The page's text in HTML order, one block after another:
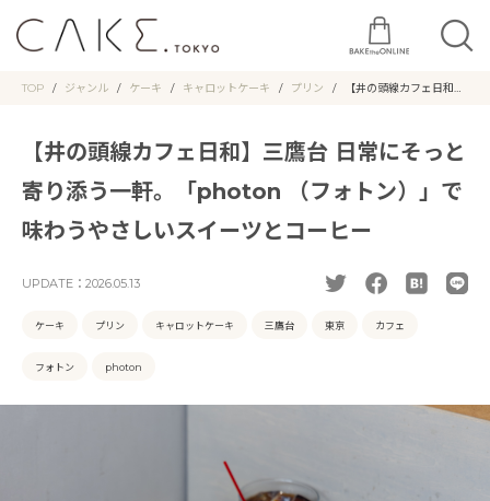
TOP ジャンル ケーキ キャロットケーキ プリン
【井の頭線カフェ日和】
やさしいスイーツとコー
【井の頭線カフェ日和】三鷹台 日常にそっと
寄り添う一軒。「photon （フォトン）」で
味わうやさしいスイーツとコーヒー
UPDATE： 2026.05.13
ケーキ プリン キャロットケーキ 三鷹台 東京 カフェ
フォトン photon